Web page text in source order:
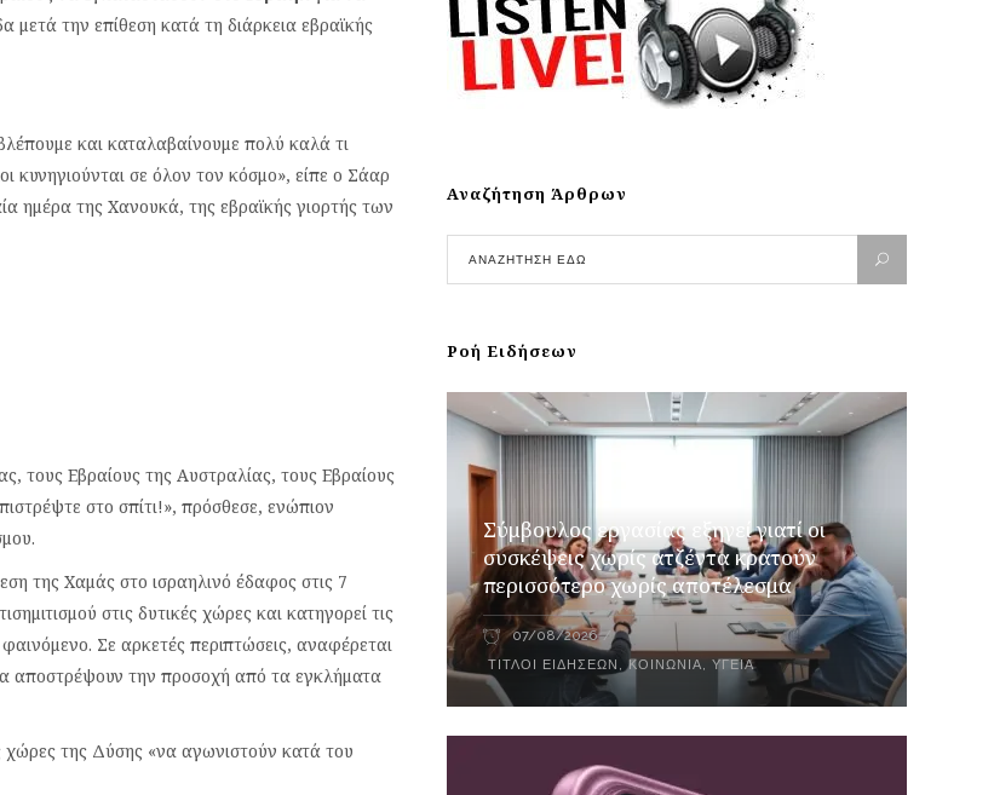
μετά την επίθεση κατά τη διάρκεια εβραϊκής
και καταλαβαίνουμε πολύ καλά τι
κυνηγιούνται σε όλον τον κόσμο», είπε ο Σάαρ
ημέρα της Χανουκά, της εβραϊκής γιορτής των
τους Εβραίους της Αυστραλίας, τους Εβραίους
στο σπίτι!», πρόσθεσε, ενώπιον
της Χαμάς στο ισραηλινό έδαφος στις 7
στις δυτικές χώρες και κατηγορεί τις
Σε αρκετές περιπτώσεις, αναφέρεται
αποστρέψουν την προσοχή από τα εγκλήματα
χώρες της Δύσης «να αγωνιστούν κατά του
Αναζήτηση Άρθρων
Ροή Ειδήσεων
Σύμβουλος εργασίας εξηγεί γιατί οι
συσκέψεις χωρίς ατζέντα κρατούν
περισσότερο χωρίς αποτέλεσμα
07/08/2026
ΤΊΤΛΟΙ ΕΙΔΉΣΕΩΝ ,ΚΟΙΝΩΝΙΑ,ΥΓΕΊΑ